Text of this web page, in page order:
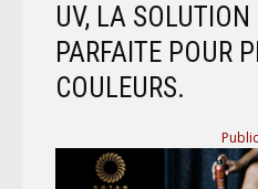
UV, LA SOLUTION
PARFAITE POUR
COULEURS.